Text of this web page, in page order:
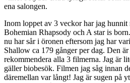
ena salongen.
Inom loppet av 3 veckor har jag
Bohemian Rhapsody och A star is
nu har sår i öronen eftersom jag har
Shallow ca 179 gånger per dag. Den
rekommendera alla 3 filmerna. Jag är
gäller biobesök. Filmen jag såg innan
däremellan var långt! Jag är sugen på